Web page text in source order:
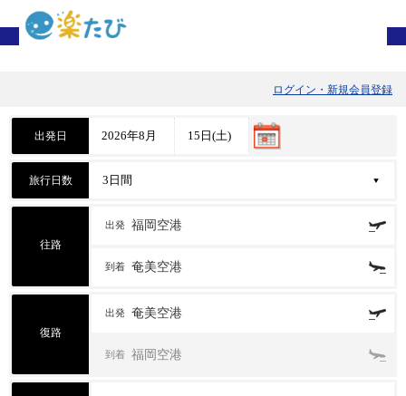
ログイン・新規会員登録
出発日
旅行日数
往路
出発 福岡空港
到着 奄美空港
復路
出発 奄美空港
到着 福岡空港